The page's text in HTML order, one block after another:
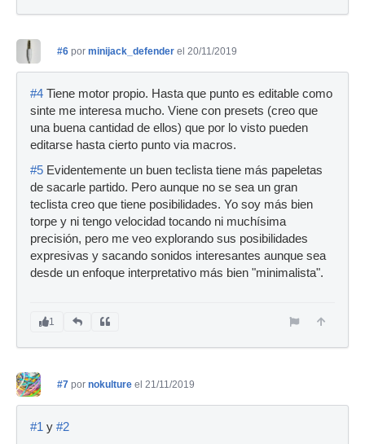
#6 por minijack_defender el 20/11/2019
#4 Tiene motor propio. Hasta que punto es editable como
sinte me interesa mucho. Viene con presets (creo que
una buena cantidad de ellos) que por lo visto pueden
editarse hasta cierto punto via macros.
#5 Evidentemente un buen teclista tiene más papeletas
de sacarle partido. Pero aunque no se sea un gran
teclista creo que tiene posibilidades. Yo soy más bien
torpe y ni tengo velocidad tocando ni muchísima
precisión, pero me veo explorando sus posibilidades
expresivas y sacando sonidos interesantes aunque sea
desde un enfoque interpretativo más bien "minimalista".
1
#7 por nokulture el 21/11/2019
#1 y #2